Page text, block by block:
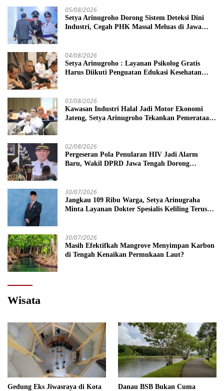
05/08/2026
Setya Arinugroho Dorong Sistem Deteksi Dini
Industri, Cegah PHK Massal Meluas di Jawa
04/08/2026
Setya Arinugroho : Layanan Psikolog Gratis
Harus Diikuti Penguatan Edukasi Kesehatan
03/08/2026
Kawasan Industri Halal Jadi Motor Ekonomi
Jateng, Setya Arinugroho Tekankan Pemerataan
02/08/2026
Pergeseran Pola Penularan HIV Jadi Alarm
Baru, Wakil DPRD Jawa Tengah Dorong
30/07/2026
Jangkau 109 Ribu Warga, Setya Arinugraha
Minta Layanan Dokter Spesialis Keliling Terus
30/07/2026
Masih Efektifkah Mangrove Menyimpan Karbon
di Tengah Kenaikan Permukaan Laut?
Wisata
Gedung Eks Jiwasraya di Kota
Danau BSB Bukan Cuma